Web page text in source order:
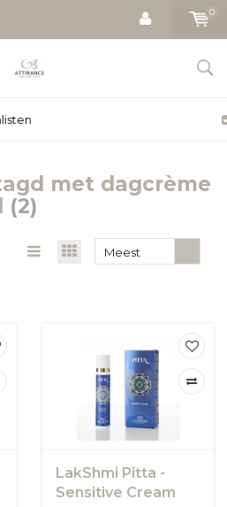
0
bezorging vanaf € 50
met dagcrème
(2)
Meest
LakShmi Pitta -
Sensitive Cream